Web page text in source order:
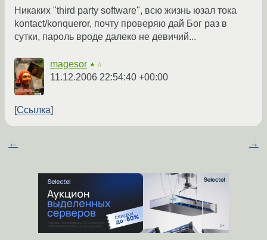
Никаких "third party software", всю жизнь юзал тока
kontact/konqueror, почту проверяю дай Бог раз в
сутки, пароль вроде далеко не девичий...
magesor ★☆
11.12.2006 22:54:40 +00:00
Ссылка
← →